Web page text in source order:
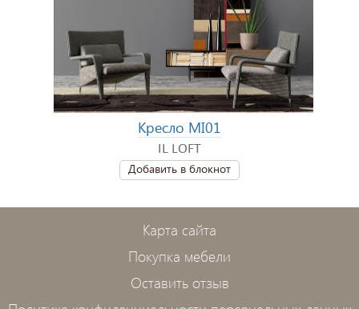
Кресло MI01
IL LOFT
Добавить в блокнот
Карта сайта
Покупка мебели
Оставить отзыв